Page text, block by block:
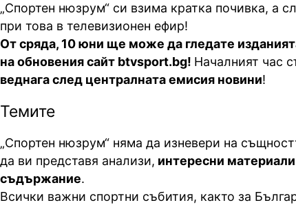
„Спортен нюзрум“ си взима кратка почивка, а
при това в телевизионен ефир!
От сряда, 10 юни ще може да гледате
на обновения сайт btvsport.bg! Началният час
веднага след централната емисия новини!
Темите
„Спортен нюзрум“ няма да изневери на
да ви представя анализи, интересни
съдържание.
Всички важни спортни събития, както за